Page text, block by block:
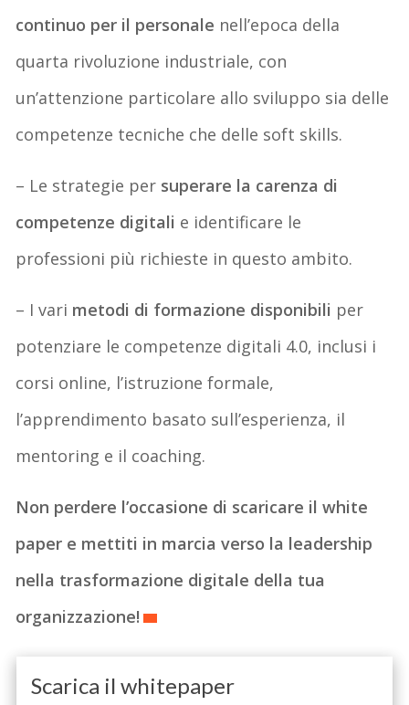
continuo per il personale nell’epoca della
quarta rivoluzione industriale, con
un’attenzione particolare allo sviluppo sia delle
competenze tecniche che delle soft skills.
– Le strategie per superare la carenza di
competenze digitali e identificare le
professioni più richieste in questo ambito.
– I vari metodi di formazione disponibili per
potenziare le competenze digitali 4.0, inclusi i
corsi online, l’istruzione formale,
l’apprendimento basato sull’esperienza, il
mentoring e il coaching.
Non perdere l’occasione di scaricare il white
paper e mettiti in marcia verso la leadership
nella trasformazione digitale della tua
organizzazione!
Scarica il whitepaper